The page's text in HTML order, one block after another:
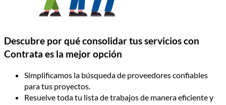
Descubre por qué consolidar tus servicios con
Contrata es la mejor opción
Simplificamos la búsqueda de proveedores confiables
para tus proyectos.
Resuelve toda tu lista de trabajos de manera eficiente y